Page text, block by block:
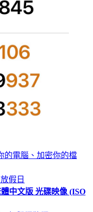
的電腦、加密你的檔
假日
中文版 光碟映像 (ISO